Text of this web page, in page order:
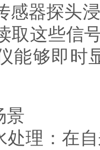
感器探头
取这些信
能够即时
：在自